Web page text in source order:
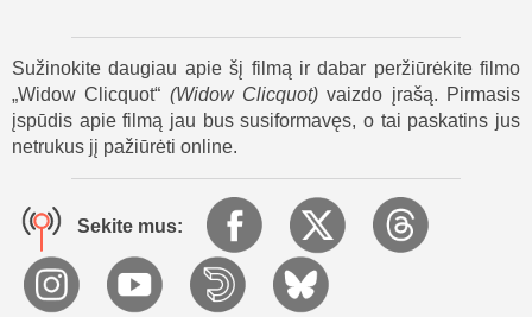
palikimą, kuris spindi iki šiol.
Sužinokite daugiau apie šį filmą ir dabar peržiūrėkite filmo
„Widow Clicquot“ (Widow Clicquot) vaizdo įrašą. Pirmasis
įspūdis apie filmą jau bus susiformavęs, o tai paskatins jus
netrukus jį pažiūrėti online.
Sekite mus: